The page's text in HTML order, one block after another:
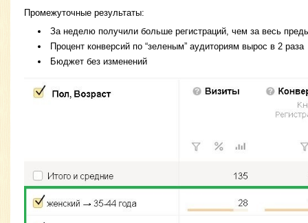
Промежуточные результаты:
За неделю получили больше регистраций, чем за весь
Процент конверсий по “зеленым” аудиториям вырос в 2 раза
Бюджет без изменений